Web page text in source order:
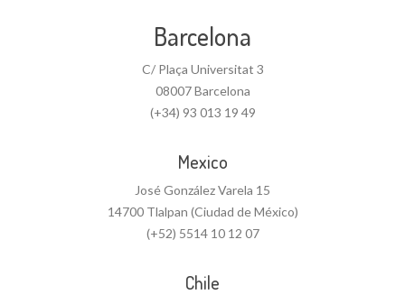
Barcelona
C/ Plaça Universitat 3
08007 Barcelona
(+34) 93 013 19 49
Mexico
José González Varela 15
14700 Tlalpan (Ciudad de México)
(+52) 5514 10 12 07
Chile